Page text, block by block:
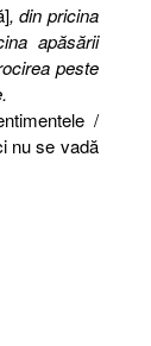
, din pricina
apăsării
peste
/
nu se vadă